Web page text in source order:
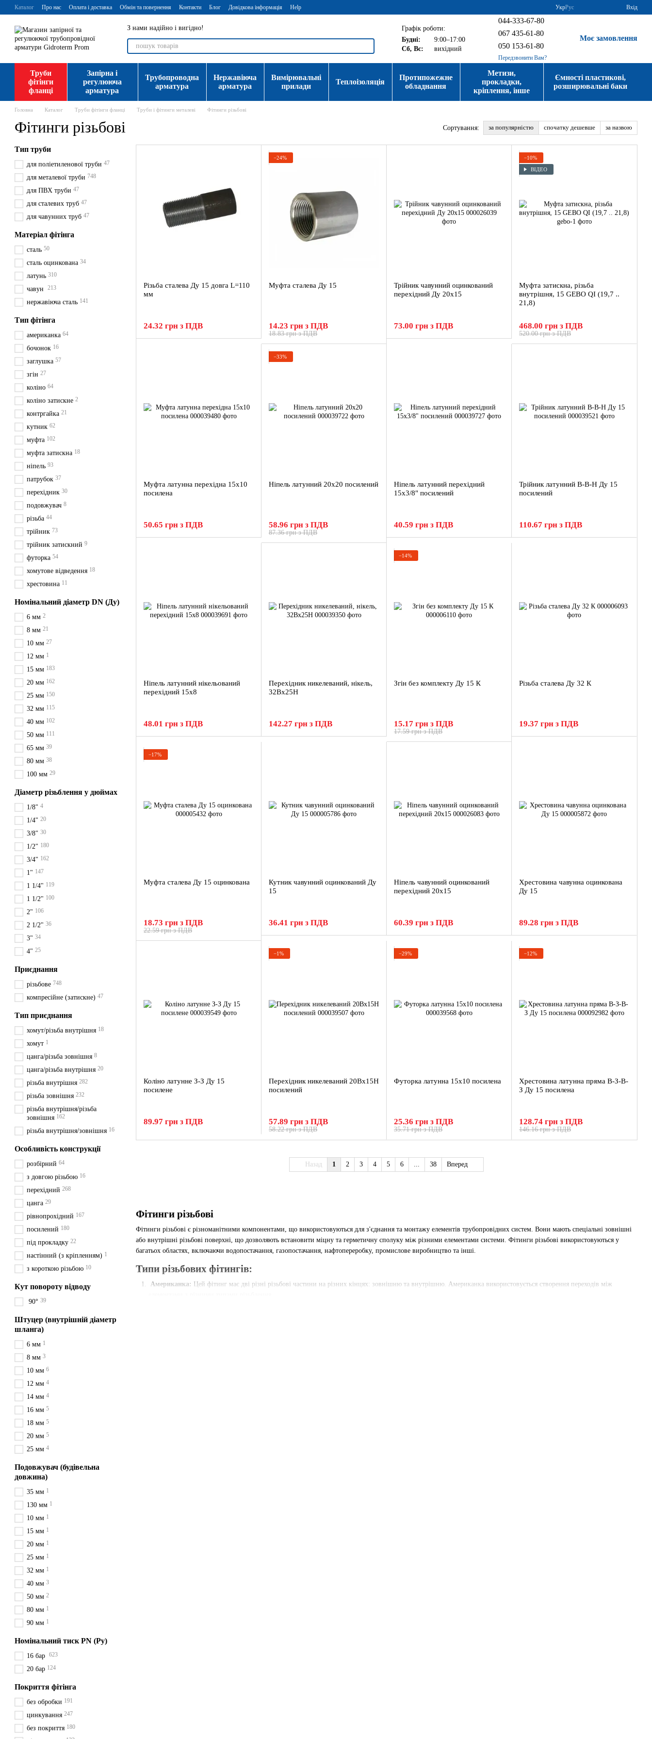
Перейти до основного контенту
Каталог Про нас Оплата і доставка Обмін та повернення Контакти Блог Довідкова інформація Help УкрРус Вхід
З нами надійно і вигідно!
Графік роботи:
Будні:
9:00–17:00
Сб, Вс:
вихідний
044-333-67-80
067 435-61-80
050 153-61-80
Передзвонити Вам?
Моє замовлення
Труби
фітінги
фланці
Запірна і
регулююча
арматура
Трубопроводна
арматура
Нержавіюча
арматура
Вимірювальні
прилади
Теплоізоляція
Протипожежне
обладнання
Метизи,
прокладки,
кріплення, інше
Ємності пластикові,
розширювальні баки
Головна Каталог Труби фітінги фланці Труби і фітинги металеві Фітинги різьбові
Фітинги різьбові Сортування: за популярністю спочатку дешевше за назвою
Фітинги різьбові
Фітинги різьбові є різноманітними компонентами, що використовуються для з'єднання та монтажу елементів трубопровідних систем. Вони мають спеціальні зовнішні
або внутрішні різьбові поверхні, що дозволяють встановити міцну та герметичну сполуку між різними елементами системи. Фітинги різьбові використовуються у
багатьох областях, включаючи водопостачання, газопостачання, нафтопереробку, промислове виробництво та інші.
Типи різьбових фітингів:
Американка: Цей фітинг має дві різні різьбові частини на різних кінцях: зовнішню та внутрішню. Американка використовується створення переходів між
Різьба сталева Дy 15 довга L=110
мм
24.32 грн з ПДВ
−24%
Муфта cталева Ду 15
18.83 грн з ПДВ
14.23 грн з ПДВ
Трійник чавунний оцинкований
перехідний Ду 20х15
73.00 грн з ПДВ
−10%
ВІДЕО
Муфта затискна, різьба
внутрішня, 15 GEBO QI (19,7 ..
21,8)
520.00 грн з ПДВ
468.00 грн з ПДВ
Муфта латунна перехідна 15х10
посилена
50.65 грн з ПДВ
−33%
Ніпель латунний 20х20 посилений
87.36 грн з ПДВ
58.96 грн з ПДВ
Ніпель латунний перехідний
15х3/8" посилений
40.59 грн з ПДВ
Трійник латунний В-В-Н Ду 15
посилений
110.67 грн з ПДВ
Ніпель латунний нікельований
перехідний 15х8
48.01 грн з ПДВ
Перехідник никелеваний, нікель,
32Вх25Н
142.27 грн з ПДВ
−14%
Згін без комплекту Ду 15 К
17.59 грн з ПДВ
15.17 грн з ПДВ
Різьба сталева Ду 32 К
19.37 грн з ПДВ
−17%
Муфта сталева Ду 15 оцинкована
22.59 грн з ПДВ
18.73 грн з ПДВ
Кутник чавунний оцинкований Ду
15
36.41 грн з ПДВ
Ніпель чавунний оцинкований
перехідний 20х15
60.39 грн з ПДВ
Хрестовина чавунна оцинкована
Ду 15
89.28 грн з ПДВ
Коліно латунне З-З Ду 15
посилене
89.97 грн з ПДВ
−1%
Перехідник никелеваний 20Вх15Н
посилений
58.22 грн з ПДВ
57.89 грн з ПДВ
−29%
Футорка латунна 15х10 посилена
35.71 грн з ПДВ
25.36 грн з ПДВ
−12%
Хрестовина латунна пряма В-З-В-
З Ду 15 посилена
146.16 грн з ПДВ
128.74 грн з ПДВ
Назад 1 2 3 4 5 6 ... 38 Вперед
Тип труби
для поліетиленової труби 47
для металевої труби 748
для ПВХ труби 47
для сталевих труб 47
для чавунних труб 47
Матеріал фітінга
сталь 50
сталь оцинкована 34
латунь 310
чавун 213
нержавіюча сталь 141
Тип фітінга
американка 64
бочонок 16
заглушка 57
згін 27
коліно 64
коліно затискне 2
контргайка 21
кутник 62
муфта 102
муфта затискна 18
ніпель 93
патрубок 37
перехідник 30
подовжувач 8
різьба 44
трійник 73
трійник затискний 9
футорка 54
хомутове відведення 18
хрестовина 11
Номінальний діаметр DN (Ду)
6 мм 2
8 мм 21
10 мм 27
12 мм 1
15 мм 183
20 мм 162
25 мм 150
32 мм 115
40 мм 102
50 мм 111
65 мм 39
80 мм 38
100 мм 29
Діаметр різьблення у дюймах
1/8" 4
1/4" 20
3/8" 30
1/2" 180
3/4" 162
1" 147
1 1/4" 119
1 1/2" 100
2" 106
2 1/2" 36
3" 34
4" 25
Приєднання
різьбове 748
компресійне (затискне) 47
Тип приєднання
хомут/різьба внутрішня 18
хомут 1
цанга/різьба зовнішня 8
цанга/різьба внутрішня 20
різьба внутрішня 282
різьба зовнішня 232
різьба внутрішня/різьба
зовнішня 162
різьба внутрішня/зовнішня 16
Особливість конструкції
розбірний 64
з довгою різьбою 16
перехідний 268
цанга 29
рівнопрохідний 167
посилений 180
під прокладку 22
настінний (з кріпленням) 1
з короткою різьбою 10
Кут повороту відводу
90° 39
Штуцер (внутрішній діаметр
шланга)
6 мм 1
8 мм 3
10 мм 6
12 мм 4
14 мм 4
16 мм 5
18 мм 5
20 мм 5
25 мм 4
Подовжувач (будівельна
довжина)
35 мм 1
130 мм 1
10 мм 1
15 мм 1
20 мм 1
25 мм 1
32 мм 1
40 мм 3
50 мм 2
80 мм 1
90 мм 1
Номінальний тиск PN (Ру)
16 бар 623
20 бар 124
Покриття фітінга
без обробки 191
цинкування 247
без покриття 180